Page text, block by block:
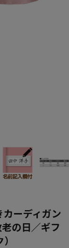
ーディガン
の日／ギフ